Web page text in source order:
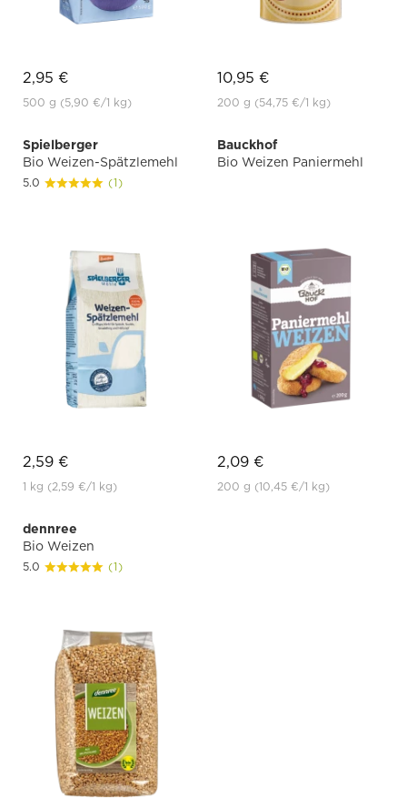
2,95 €
500 g (5,90 €/1 kg)
10,95 €
200 g (54,75 €/1 kg)
Spielberger
Bio Weizen-Spätzlemehl
5.0 (1)
2,59 €
1 kg (2,59 €/1 kg)
Bauckhof
Bio Weizen Paniermehl
2,09 €
200 g (10,45 €/1 kg)
dennree
Bio Weizen
5.0 (1)